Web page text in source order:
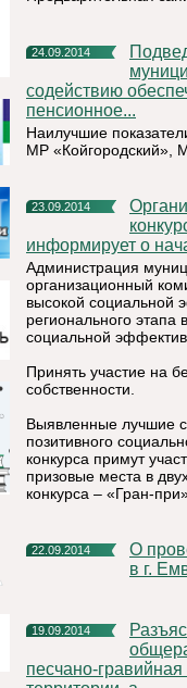
24.09.2014
Подведены промежуточные итоги конкурса «Лучшее
содействию
пенсионное...
Наилучшие
МР «Койгородский»,
23.09.2014
Организационный комитет по проведению республиканского
информирует о
Администрация
организационный
высокой социальной
регионального этапа
социальной
Принять участие на
собственности.
Выявленные лучшие
позитивного
конкурса примут
призовые места в
конкурса – «Гран-
22.09.2014
О проведении Всероссийского Дня бега «Кросс Наций 2014»
в г.
19.09.2014
Разъяснение порядка использования
песчано-